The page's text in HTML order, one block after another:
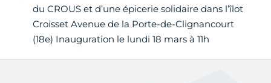
du CROUS et d’une épicerie solidaire dans l’îlot
Croisset Avenue de la Porte-de-Clignancourt
(18e) Inauguration le lundi 18 mars à 11h